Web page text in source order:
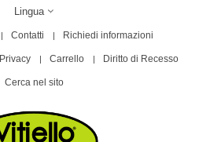
Lingua
Contatti Richiedi informazioni
Privacy Carrello Diritto di Recesso
Cerca nel sito